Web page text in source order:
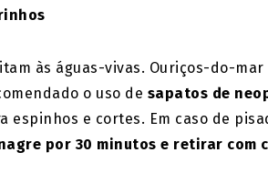
às águas-vivas. Ouriços-do-
o uso de sapatos de
espinhos e cortes. Em caso de
por 30 minutos e retirar com